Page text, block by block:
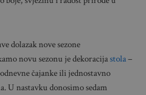
dolazak nove sezone
novu sezonu je dekoracijastola–
čajanke ili jednostavno
U nastavku donosimo sedam